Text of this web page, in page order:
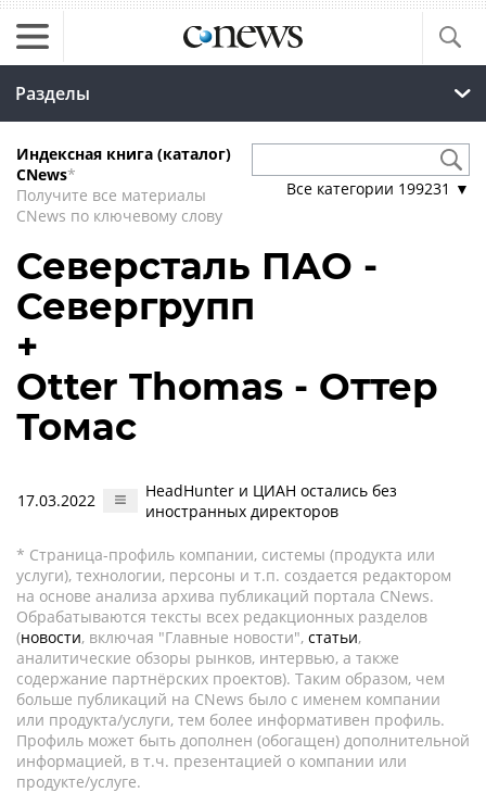
Разделы
Индексная книга (каталог)
CNews*
Получите все материалы
CNews по ключевому слову
Все категории 199231 ▼
Северсталь ПАО -
Севергрупп
+
Otter Thomas - Оттер
Томас
17.03.2022
HeadHunter и ЦИАН остались без
иностранных директоров
* Страница-профиль компании, системы (продукта или
услуги), технологии, персоны и т.п. создается редактором
на основе анализа архива публикаций портала CNews.
Обрабатываются тексты всех редакционных разделов
(новости, включая "Главные новости", статьи,
аналитические обзоры рынков, интервью, а также
содержание партнёрских проектов). Таким образом, чем
больше публикаций на CNews было с именем компании
или продукта/услуги, тем более информативен профиль.
Профиль может быть дополнен (обогащен) дополнительной
информацией, в т.ч. презентацией о компании или
продукте/услуге.